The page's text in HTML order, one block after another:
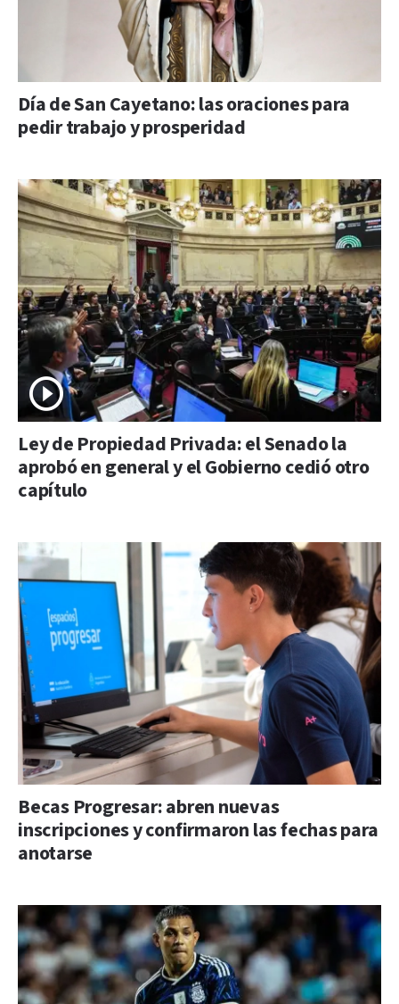
Día de San Cayetano: las oraciones para
pedir trabajo y prosperidad
Ley de Propiedad Privada: el Senado la
aprobó en general y el Gobierno cedió otro
capítulo
Becas Progresar: abren nuevas
inscripciones y confirmaron las fechas para
anotarse